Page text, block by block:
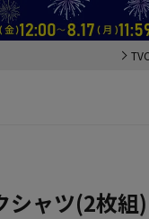
シャツ(2枚